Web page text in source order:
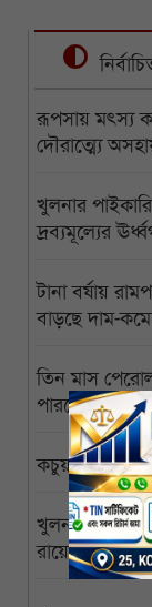
রূপসায় মৎস্য
দৌরাত্ম্যে
খুলনার
দ্রব্যমূল্যের
টানা বর্ষায়
বাড়ছে দাম-
তিন মাস
পারছেন না
কচুয়ায় একই
খুলনা
রায়ের নামে